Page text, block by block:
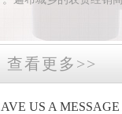
查看更多>>
US A MESSAGE